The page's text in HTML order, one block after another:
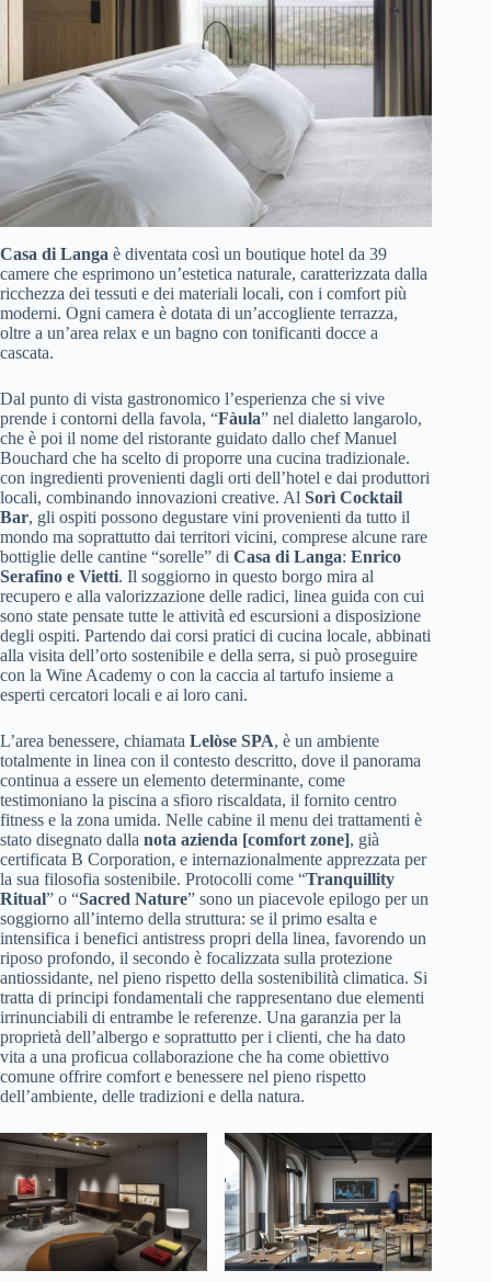
Casa di Langa è diventata così un boutique hotel da 39
camere che esprimono un’estetica naturale, caratterizzata dalla
ricchezza dei tessuti e dei materiali locali, con i comfort più
moderni. Ogni camera è dotata di un’accogliente terrazza,
oltre a un’area relax e un bagno con tonificanti docce a
cascata.
Dal punto di vista gastronomico l’esperienza che si vive
prende i contorni della favola, “Fàula” nel dialetto langarolo,
che è poi il nome del ristorante guidato dallo chef Manuel
Bouchard che ha scelto di proporre una cucina tradizionale.
con ingredienti provenienti dagli orti dell’hotel e dai produttori
locali, combinando innovazioni creative. Al Sorì Cocktail
Bar, gli ospiti possono degustare vini provenienti da tutto il
mondo ma soprattutto dai territori vicini, comprese alcune rare
bottiglie delle cantine “sorelle” di Casa di Langa: Enrico
Serafino e Vietti. Il soggiorno in questo borgo mira al
recupero e alla valorizzazione delle radici, linea guida con cui
sono state pensate tutte le attività ed escursioni a disposizione
degli ospiti. Partendo dai corsi pratici di cucina locale, abbinati
alla visita dell’orto sostenibile e della serra, si può proseguire
con la Wine Academy o con la caccia al tartufo insieme a
esperti cercatori locali e ai loro cani.
L’area benessere, chiamata Lelòse SPA, è un ambiente
totalmente in linea con il contesto descritto, dove il panorama
continua a essere un elemento determinante, come
testimoniano la piscina a sfioro riscaldata, il fornito centro
fitness e la zona umida. Nelle cabine il menu dei trattamenti è
stato disegnato dalla nota azienda [comfort zone], già
certificata B Corporation, e internazionalmente apprezzata per
la sua filosofia sostenibile. Protocolli come “Tranquillity
Ritual” o “Sacred Nature” sono un piacevole epilogo per un
soggiorno all’interno della struttura: se il primo esalta e
intensifica i benefici antistress propri della linea, favorendo un
riposo profondo, il secondo è focalizzata sulla protezione
antiossidante, nel pieno rispetto della sostenibilità climatica. Si
tratta di principi fondamentali che rappresentano due elementi
irrinunciabili di entrambe le referenze. Una garanzia per la
proprietà dell’albergo e soprattutto per i clienti, che ha dato
vita a una proficua collaborazione che ha come obiettivo
comune offrire comfort e benessere nel pieno rispetto
dell’ambiente, delle tradizioni e della natura.